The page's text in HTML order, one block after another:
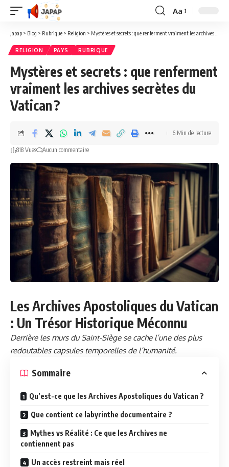
Redimensionner
la
Aa
Japap > Blog > Rubrique > Religion > Mystères et secrets : que renferment vraiment les archives secrètes du Vatican ?
RELIGION PAYS RUBRIQUE
Mystères et secrets : que renferment
vraiment les archives secrètes du
Vatican ?
818 Vues Aucun commentaire
6 Min de lecture
Les Archives Apostoliques du Vatican
: Un Trésor Historique Méconnu
Derrière les murs du Saint-Siège se cache l’une des plus
redoutables capsules temporelles de l’humanité.
Sommaire
Qu’est-ce que les Archives Apostoliques du Vatican ?
Que contient ce labyrinthe documentaire ?
Mythes vs Réalité : Ce que les Archives ne
contiennent pas
Un accès restreint mais réel